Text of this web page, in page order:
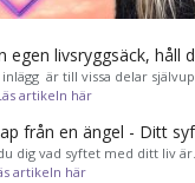
egen livsryggsäck, håll
inlägg är till vissa delar
artikeln här
från en ängel - Ditt
dig vad syftet med ditt liv
artikeln här